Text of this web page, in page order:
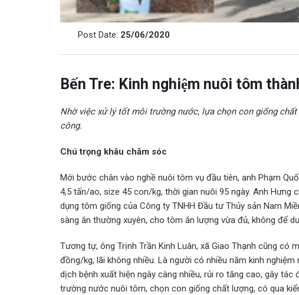
Post Date: 25/06/2020
Bến Tre: Kinh nghiệm nuôi tôm
Nhờ việc xử lý tốt môi trường nước, lựa chọn con giống chất
công.
Chú trọng khâu chăm sóc
Mới bước chân vào nghề nuôi tôm vụ đầu tiên, anh Phạm
4,5 tấn/ao, size 45 con/kg, thời gian nuôi 95 ngày. Anh
dụng tôm giống của Công ty TNHH Đầu tư Thủy sản Nam
sàng ăn thường xuyên, cho tôm ăn lượng vừa đủ, không để
Tương tự, ông Trịnh Trần Kinh Luân, xã Giao Thạnh cũng
đồng/kg, lãi không nhiều. Là người có nhiều năm kinh
dịch bệnh xuất hiện ngày càng nhiều, rủi ro tăng cao, gây
trường nước nuôi tôm, chọn con giống chất lượng, có qua